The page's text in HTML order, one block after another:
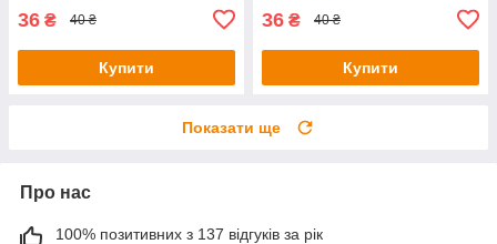
36 ₴ 40 ₴
Купити
36 ₴ 40 ₴
Купити
Показати ще
Про нас
100% позитивних з 137 відгуків за рік